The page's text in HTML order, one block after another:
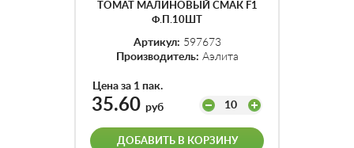
ТОМАТ МАЛИНОВЫЙ СМАК F1
Ф.П.10ШТ
Артикул: 597673
Производитель: Аэлита
Цена за 1 пак.
35.60 руб 10
ДОБАВИТЬ В КОРЗИНУ